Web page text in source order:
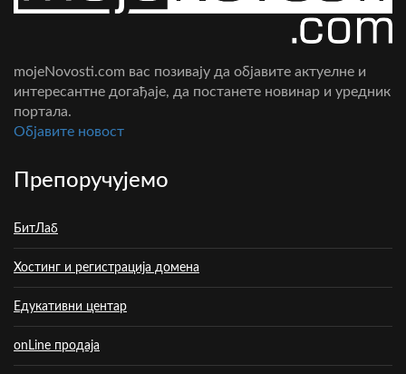
mojeNovosti.com вас позивају да објавите актуелне и
интересантне догађаје, да постанете новинар и уредник
портала.
Oбјавите новост
Препоручујемо
БитЛаб
Хостинг и регистрација домена
Едукативни центар
onLine продаја